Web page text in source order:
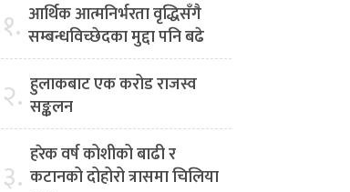
१. आर्थिक आत्मनिर्भरता वृद्धिसँगै
सम्बन्धविच्छेदका मुद्दा पनि बढे
२. हुलाकबाट एक करोड राजस्व
सङ्कलन
३. हरेक वर्ष कोशीको बाढी र
कटानको दोहोरो त्रासमा चिलिया